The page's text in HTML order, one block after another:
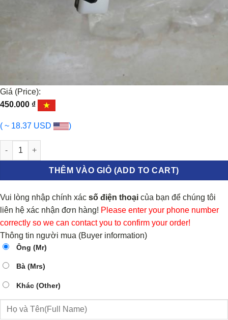
Giá (Price):
450.000 ₫
( ~ 18.37 USD )
BÌNH DẦU THẮNG HYUNDAI PORTER 2 2005-2017 | 585104F000
THÊM VÀO GIỎ (ADD TO CART)
Vui lòng nhập chính xác số điện thoại của bạn để chúng tôi
liên hệ xác nhận đơn hàng! Please enter your phone number
correctly so we can contact you to confirm your order!
Thông tin người mua (Buyer information)
Ông (Mr)
Bà (Mrs)
Khác (Other)